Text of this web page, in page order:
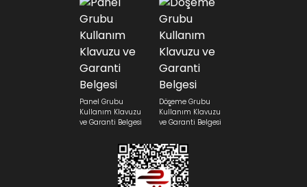
Panel Grubu
Kullanım Klavuzu
ve Garanti Belgesi
Döşeme Grubu
Kullanım Klavuzu
ve Garanti Belgesi